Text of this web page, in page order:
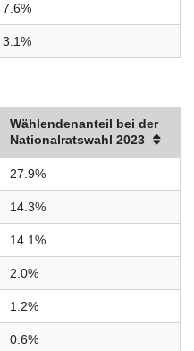
7.6%
3.1%
Wählendenanteil bei der
Nationalratswahl 2023
27.9%
14.3%
14.1%
2.0%
1.2%
0.6%